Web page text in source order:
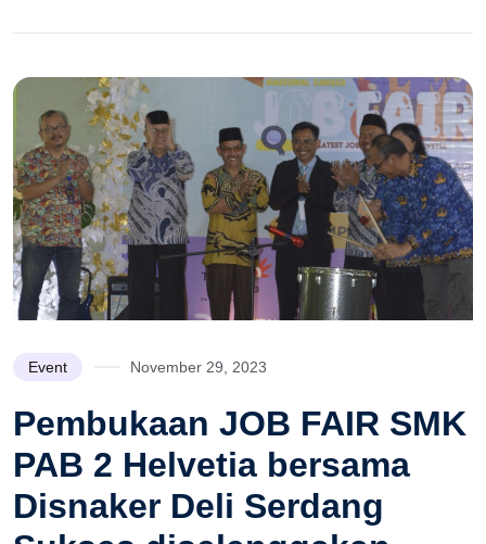
Event November 29, 2023
Pembukaan JOB FAIR SMK
PAB 2 Helvetia bersama
Disnaker Deli Serdang